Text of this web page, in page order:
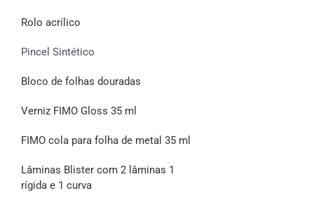
Rolo acrílico
Pincel Sintético
Bloco de folhas douradas
Verniz FIMO Gloss 35 ml
FIMO cola para folha de metal 35 ml
Lâminas Blister com 2 lâminas 1
rígida e 1 curva